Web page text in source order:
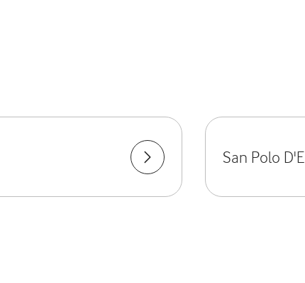
San Polo